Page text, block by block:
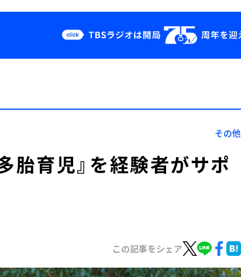
Podcast
YouTube
その他
胎育児』を経験者がサポ
この記事をシェア